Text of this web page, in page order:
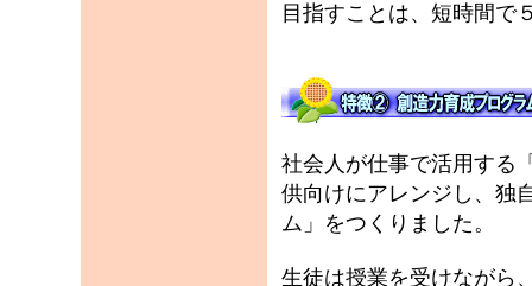
目指すことは、短時間で
社会人が仕事で活用する
供向けにアレンジし、独
ム」をつくりました。
生徒は授業を受けながら